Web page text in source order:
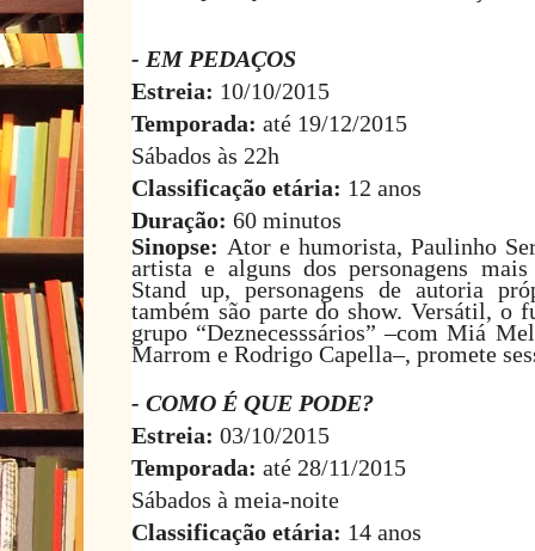
- EM PEDAÇOS
Estreia: 10/10/2015
Temporada: até 19/12/2015
Sábados às 22h
Classificação etária: 12 anos
Duração: 60 minutos
Sinopse: Ator e humorista, Paulinho
artista e alguns dos personagens
Stand up, personagens de autoria
também são parte do show. Versátil, o
grupo “Deznecesssários” –com Miá
Marrom e Rodrigo Capella–, promete
- COMO É QUE PODE?
Estreia: 03/10/2015
Temporada: até 28/11/2015
Sábados à meia-noite
Classificação etária: 14 anos